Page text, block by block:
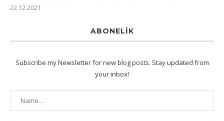
22.12.2021
ABONELIK
Subscribe my Newsletter for new blog posts. Stay updated from
your inbox!